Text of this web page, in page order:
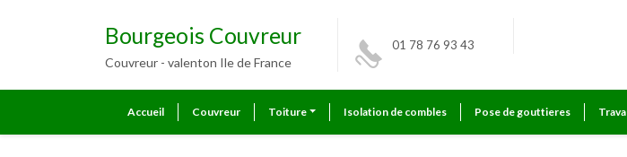
Bourgeois Couvreur
Couvreur - valenton Ile de France
01 78 76 93 43
Accueil Couvreur Toiture Isolation de combles Pose de gouttieres